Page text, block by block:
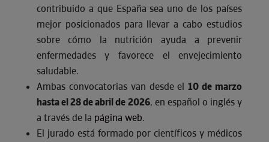
contribuido a que España sea uno de los países
mejor posicionados para llevar a cabo estudios
sobre cómo la nutrición ayuda a prevenir
enfermedades y favorece el envejecimiento
saludable.
Ambas convocatorias van desde el10 de marzo
hasta el 28 de abril de 2026, en español o inglés y
a través de la página web.
El jurado está formado por científicos y médicos